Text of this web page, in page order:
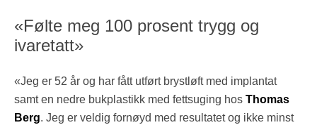
«Følte meg 100 prosent trygg og
ivaretatt»
«Jeg er 52 år og har fått utført brystløft med implantat
samt en nedre bukplastikk med fettsuging hos Thomas
Berg. Jeg er veldig fornøyd med resultatet og ikke minst